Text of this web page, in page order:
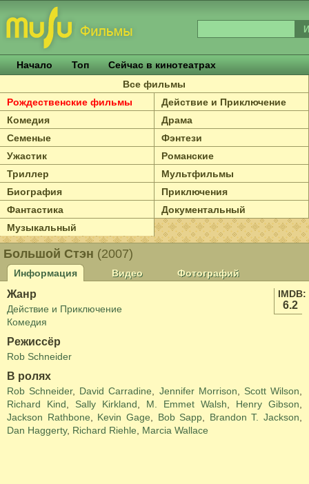
Начало Топ
Сейчас в кинотеатрах
Все фильмы
Рождественские фильмы
Действие и Приключение
Комедия
Драма
Семеные
Фэнтези
Ужастик
Романские
Триллер
Мультфильмы
Биография
Приключения
Фантастика
Документальный
Музыкальный
Большой Стэн (2007)
Информация Видео
Фотографий
IMDB:
6.2
Жанр
Действие и Приключение
Комедия
Режиссёр
Rob Schneider
В ролях
Rob Schneider, David Carradine Jennifer Morrison Scott Wilson
Richard Kind
Sally Kirkland M. Emmet Walsh Henry Gibson
Jackson Rathbone
Kevin Gage Bob Sapp Brandon T. Jackson
Dan Haggerty, Richard Riehle Marcia Wallace